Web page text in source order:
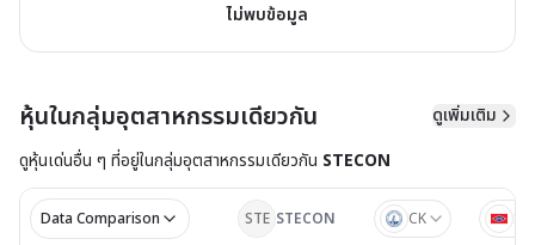
ไม่พบข้อมูล
หุ้นในกลุ่มอุตสาหกรรมเดียวกัน
ดูเพิ่มเติม
ดูหุ้นเด่นอื่น ๆ ที่อยู่ในกลุ่มอุตสาหกรรมเดียวกัน STECON
Data Comparison STE STECON CK